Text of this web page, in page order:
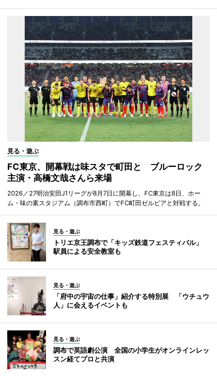
見る・遊ぶ
FC東京、開幕戦は味スタで町田と ブルーロック
主演・高橋文哉さんら来場
2026／27明治安田J1リーグが8月7日に開幕し、FC東京は8日、ホー
ム・味の素スタジアム（調布市西町）でFC町田ゼルビアと対戦する。
見る・遊ぶ
トリエ京王調布で「キッズ鉄道フェスティバル」
駅員による安全教室も
見る・遊ぶ
「府中の宇宙の仕事」紹介する特別展 「ウチュウ
人」に会えるイベントも
見る・遊ぶ
調布で英語劇公演 全国の小学生がオンラインレッ
スン経てプロと共演